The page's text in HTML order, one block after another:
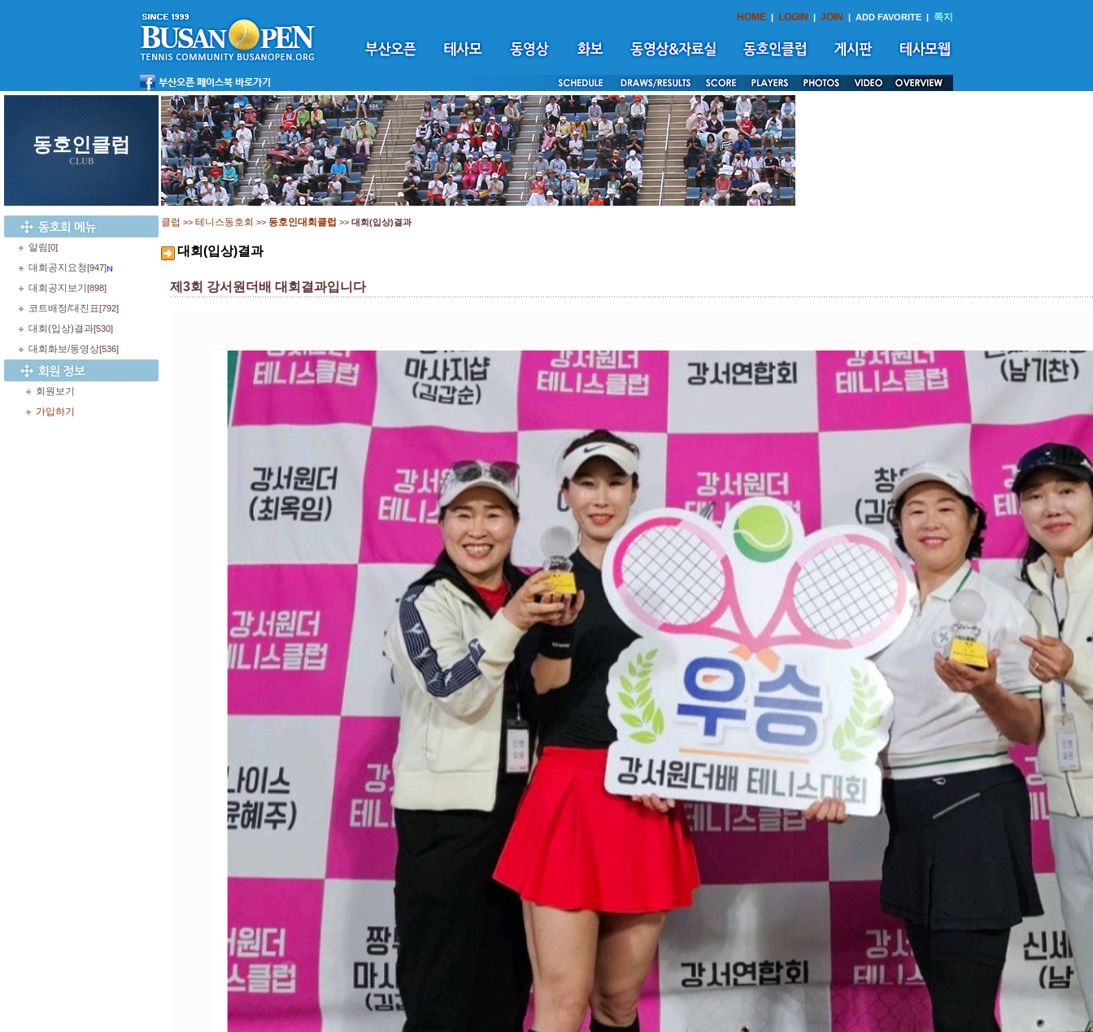
HOME | LOGIN | JOIN | ADD FAVORITE | 쪽지
동호인클럽
CLUB
알림[0]
대회공지요청[947]
대회공지보기 [898]
코트배정/대진표[792]
대회(입상)결과[530]
대회화보/동영상[536]
회원보기
가입하기
클럽 >> 테니스동호회 >> 동호인대회클럽 >> 대회(입상)결과
대회(입상)결과
제3회 강서원더배 대회결과입니다